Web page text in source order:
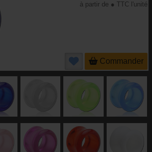
à partir de ● TTC l'unité
Commander